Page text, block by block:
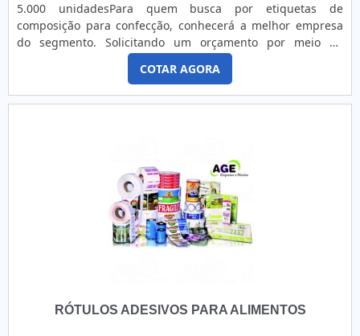
5.000 unidadesPara quem busca por etiquetas de
composição para confecção, conhecerá a melhor empresa
do segmento. Solicitando um orçamento por meio da
plataforma e descobrindo a líder em qualidade.É
importante lembrar que o produto deve sempre ser
adquirido com empresas especializadas no segmento. Esse
tipo de cuidado ajuda a garantir a qualidade e durabilidade
funções adequadamente. Assim, é possível poupar gastos
desnecessários.MAIS SOBRE ETIQUETAS DE COMPOSIÇÃO
PARA CONFECÇÃOQuem precisa de etiquetas de
composição para confecção em uma empresa altamente
qualificada, chega até a Etiquetas ncora. Atuando com
etiquetas adesivas personalizadas e fitas gomadas,
apenas lucratividade, deve oferecer produtos e serviços que
COTAR AGORA
RÓTULOS ADESIVOS PARA ALIMENTOS